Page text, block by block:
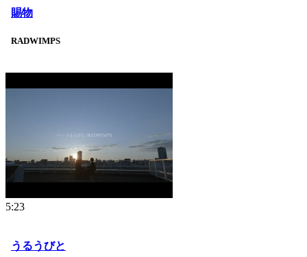
賜物
RADWIMPS
5:23
うるうびと